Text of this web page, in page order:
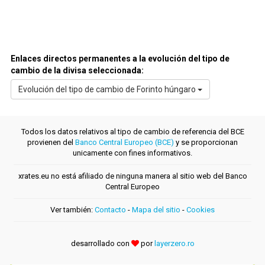
Enlaces directos permanentes a la evolución del tipo de
cambio de la divisa seleccionada:
Evolución del tipo de cambio de Forinto húngaro
Todos los datos relativos al tipo de cambio de referencia del BCE
provienen del Banco Central Europeo (BCE) y se proporcionan
unicamente con fines informativos.
xrates.eu no está afiliado de ninguna manera al sitio web del Banco
Central Europeo
Ver también: Contacto - Mapa del sitio - Cookies
desarrollado con por layerzero.ro